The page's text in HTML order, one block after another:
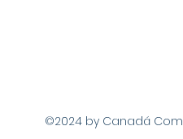
©2024 by Canadá Com